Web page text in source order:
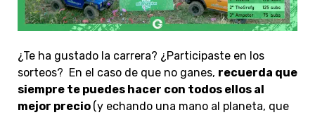
¿Te ha gustado la carrera? ¿Participaste en los
sorteos? En el caso de que no ganes, recuerda que
siempre te puedes hacer con todos ellos al
mejor precio (y echando una mano al planeta, que